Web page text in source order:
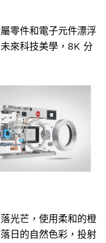
零件和電子元件漂浮
來科技美學，8K 分
光芒，使用柔和的橙
日的自然色彩，投射